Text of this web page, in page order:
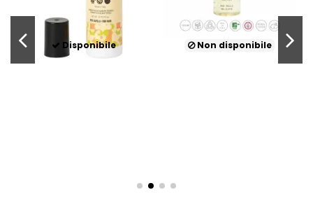
Disponibile Non disponibile